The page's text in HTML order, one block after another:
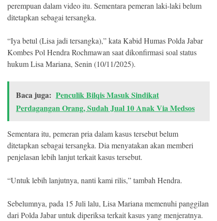
perempuan dalam video itu. Sementara pemeran laki-laki belum
ditetapkan sebagai tersangka.
“Iya betul (Lisa jadi tersangka),” kata Kabid Humas Polda Jabar
Kombes Pol Hendra Rochmawan saat dikonfirmasi soal status
hukum Lisa Mariana, Senin (10/11/2025).
Baca juga: Penculik Bilqis Masuk Sindikat
Perdagangan Orang, Sudah Jual 10 Anak Via Medsos
Sementara itu, pemeran pria dalam kasus tersebut belum
ditetapkan sebagai tersangka. Dia menyatakan akan memberi
penjelasan lebih lanjut terkait kasus tersebut.
“Untuk lebih lanjutnya, nanti kami rilis,” tambah Hendra.
Sebelumnya, pada 15 Juli lalu, Lisa Mariana memenuhi panggilan
dari Polda Jabar untuk diperiksa terkait kasus yang menjeratnya.